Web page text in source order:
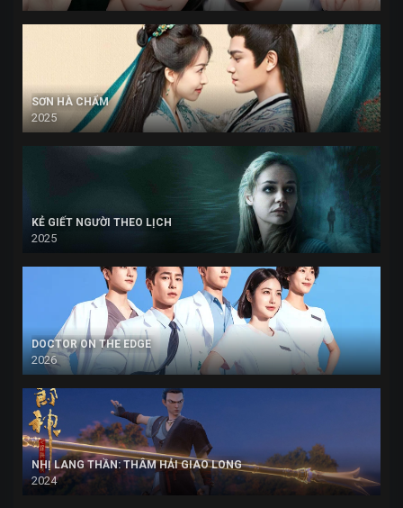
SƠN HÀ CHẨM
2025
KẺ GIẾT NGƯỜI THEO LỊCH
2025
DOCTOR ON THE EDGE
2026
NHỊ LANG THẦN: THÂM HẢI GIAO LONG
2024